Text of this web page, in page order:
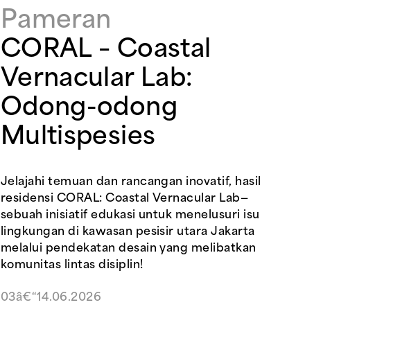
Pameran
CORAL – Coastal
Vernacular Lab:
Odong-odong
Multispesies
Jelajahi temuan dan rancangan inovatif, hasil
residensi CORAL: Coastal Vernacular Lab—
sebuah inisiatif edukasi untuk menelusuri isu
lingkungan di kawasan pesisir utara Jakarta
melalui pendekatan desain yang melibatkan
komunitas lintas disiplin!
03â€“14.06.2026